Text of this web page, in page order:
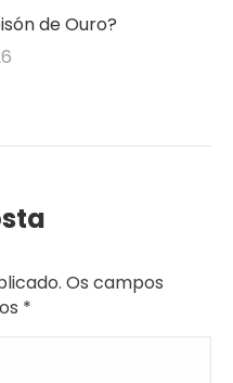
de Ouro?
Os campos
*